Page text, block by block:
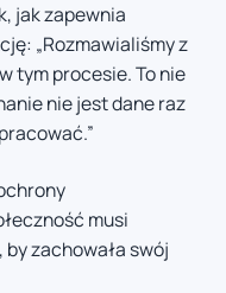
jak zapewnia
„Rozmawialiśmy z
tym procesie. To nie
nie jest dane raz
musi
zachowała swój